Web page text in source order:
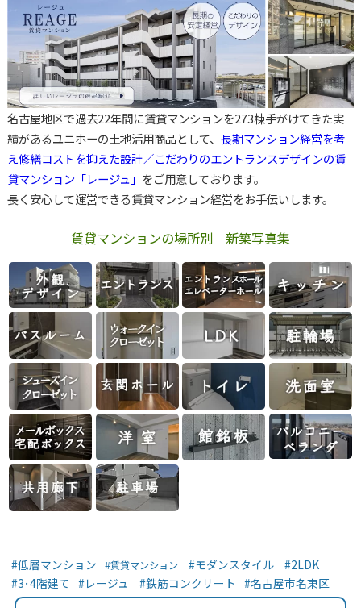
名古屋地区で過去22年間に賃貸マンションを273棟手がけてきた実
績があるユニホーの土地活用商品として、 長期マンション経営を考
え修繕コストを抑えた設計／こだわりのエントランスデザインの賃
貸マンション「レージュ」 をご用意しております。
長く安心して運営できる賃貸マンション経営をお手伝いします。
賃貸マンションの場所別 新築写真集
低層マンション 賃貸マンション モダンスタイル
2LDK
3･4階建て
レージュ 鉄筋コンクリート 名古屋市名東区